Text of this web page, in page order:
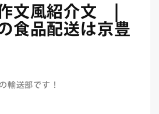
文風紹介文 |
食品配送は京豊
輸送部です！